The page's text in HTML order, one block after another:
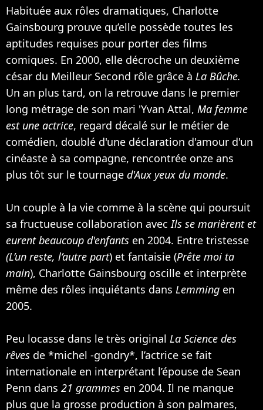
Habituée aux rôles dramatiques, Charlotte
Gainsbourg prouve qu’elle possède toutes les
aptitudes requises pour porter des films
comiques. En 2000, elle décroche un deuxième
césar du Meilleur Second rôle grâce à La Bûche.
Un an plus tard, on la retrouve dans le premier
long métrage de son mari 'Yvan Attal, Ma femme
est une actrice, regard décalé sur le métier de
comédien, doublé d'une déclaration d'amour d'un
cinéaste à sa compagne, rencontrée onze ans
plus tôt sur le tournage d'Aux yeux du monde.
Un couple à la vie comme à la scène qui poursuit
sa fructueuse collaboration avecIls se marièrent et
eurent beaucoup d'enfants en 2004. Entre tristesse
(L’un reste, l’autre part) et fantaisie (Prête moi ta
main), Charlotte Gainsbourg oscille et interprète
même des rôles inquiétants dans Lemming en
2005.
Peu locasse dans le très original La Science des
rêves de *michel -gondry*, l’actrice se fait
internationale en interprétant l’épouse de Sean
Penn dans 21 grammes en 2004. Il ne manque
plus que la grosse production à son palmares,